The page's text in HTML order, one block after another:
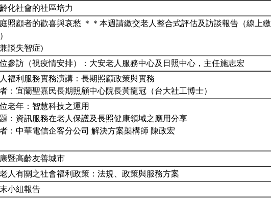
化社會的社區培力
照顧者的歡喜與哀愁 ＊＊本週請繳交老人整合式評估及訪談報告（線上繳
兼談失智症)
參訪（視疫情安排）：大安老人服務中心及日照中心，主任施志宏
福利服務實務演講：長期照顧政策與實務
：宜蘭聖嘉民長期照顧中心院長黃龍冠（台大社工博士）
老年：智慧科技之運用
：資訊服務在老人保護及長照健康領域之應用分享
：中華電信企客分公司 解決方案架構師 陳政宏
暨高齡友善城市
人有關之社會福利政策：法規、政策與服務方案
小組報告